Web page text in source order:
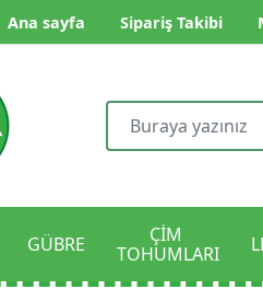
Ana sayfa Sipariş Takibi
GÜBRE
ÇİM
TOHUMLARI